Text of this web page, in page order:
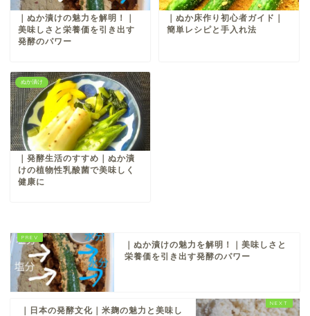
｜ぬか漬けの魅力を解明！｜
美味しさと栄養価を引き出す
発酵のパワー
｜ぬか床作り初心者ガイド｜
簡単レシピと手入れ法
ぬか漬け
｜発酵生活のすすめ｜ぬか漬
けの植物性乳酸菌で美味しく
健康に
｜ぬか漬けの魅力を解明！｜美味しさと
栄養価を引き出す発酵のパワー
｜日本の発酵文化｜米麹の魅力と美味し